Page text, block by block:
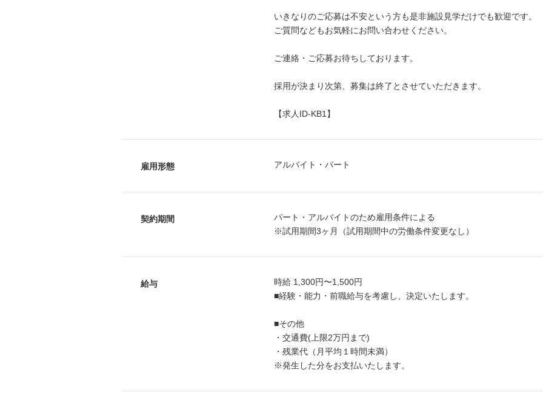
いきなりのご応募は不安という方も是非施設見学だけでも歓迎です。
ご質問などもお気軽にお問い合わせください。
ご連絡・ご応募お待ちしております。
採用が決まり次第、募集は終了とさせていただきます。
【求人ID-KB1】
雇用形態 アルバイト・パート
契約期間
パート・アルバイトのため雇用条件による
※試用期間3ヶ月（試用期間中の労働条件変更なし）
給与
時給 1,300円〜1,500円
■経験・能力・前職給与を考慮し、決定いたします。
■その他
・交通費(上限2万円まで)
・残業代（月平均１時間未満）
※発生した分をお支払いたします。